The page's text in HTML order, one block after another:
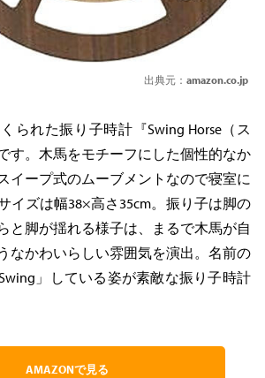
出典元： amazon.co.jp
られた振り子時計『Swing Horse（ス
す。木馬をモチーフにした個性的なか
イープ式のムーブメントなので寝室に
イズは幅38×高さ35cm。振り子は脚の
と脚が揺れる様子は、まるで木馬が自
なかわいらしい雰囲気を演出。名前の
」している姿が素敵な振り子時計
AMAZONで見る